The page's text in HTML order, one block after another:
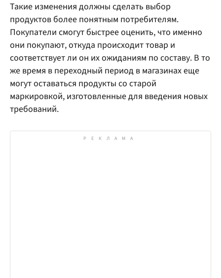
Такие изменения должны сделать выбор
продуктов более понятным потребителям.
Покупатели смогут быстрее оценить, что именно
они покупают, откуда происходит товар и
соответствует ли он их ожиданиям по составу. В то
же время в переходный период в магазинах еще
могут оставаться продукты со старой
маркировкой, изготовленные для введения новых
требований.